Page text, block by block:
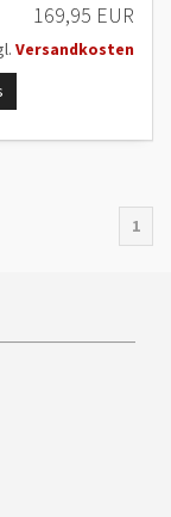
169,95 EUR
Versandkosten
1